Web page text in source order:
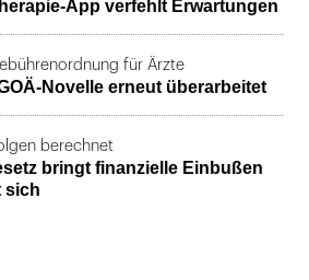
App verfehlt Erwartungen
für Ärzte
Novelle erneut überarbeitet
berechnet
bringt finanzielle Einbußen
sich